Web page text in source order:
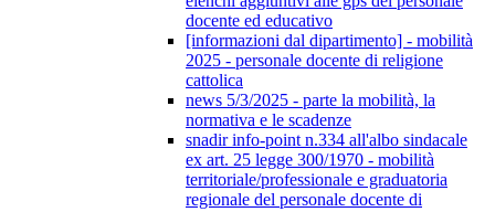
docente ed educativo
[informazioni dal dipartimento] - mobilità
2025 - personale docente di religione
cattolica
news 5/3/2025 - parte la mobilità, la
normativa e le scadenze
snadir info-point n.334 all'albo sindacale
ex art. 25 legge 300/1970 - mobilità
territoriale/professionale e graduatoria
regionale del personale docente di